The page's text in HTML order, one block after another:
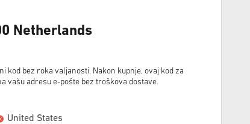
Netherlands
kod bez roka valjanosti. Nakon kupnje, ovaj kod za
vašu adresu e-pošte bez troškova dostave.
United States